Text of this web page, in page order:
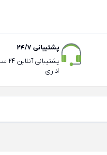
پشتیبانی 24/7
اداری